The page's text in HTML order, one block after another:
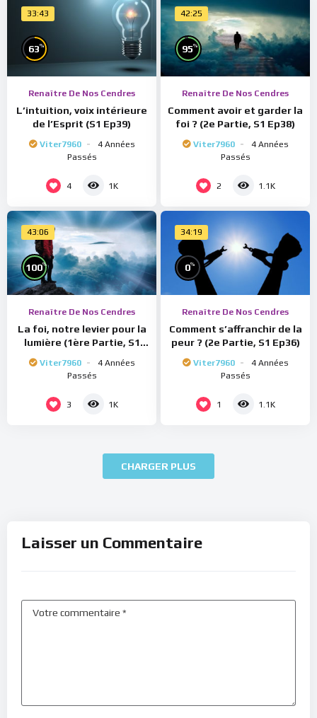
33:43
63%
Renaître De Nos Cendres
L’intuition, voix intérieure
de l’Esprit (S1 Ep39)
Viter7960
4 Années
Passés
4 1K
42:25
95%
Renaître De Nos Cendres
Comment avoir et garder la
foi ? (2e Partie, S1 Ep38)
Viter7960
4 Années
Passés
2 1.1K
43:06
100%
Renaître De Nos Cendres
La foi, notre levier pour la
lumière (1ère Partie, S1
Viter7960
4 Années
Passés
3 1K
34:19
0%
Renaître De Nos Cendres
Comment s’affranchir de la
peur ? (2e Partie, S1 Ep36)
Viter7960
4 Années
Passés
1 1.1K
CHARGER PLUS
Laisser un Commentaire